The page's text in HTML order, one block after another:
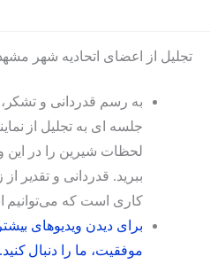
تجلیل از اعضای اتحادیه شهر
به رسم قدردانی و
جلسه ای به تجلیل از
لحظات شیرین را در این
ببرید. قدردانی و تقدیر
کاری است که می‌توانیم
برای دیدن ویدیوهای
موفقیت، ما را دنبال کنید.